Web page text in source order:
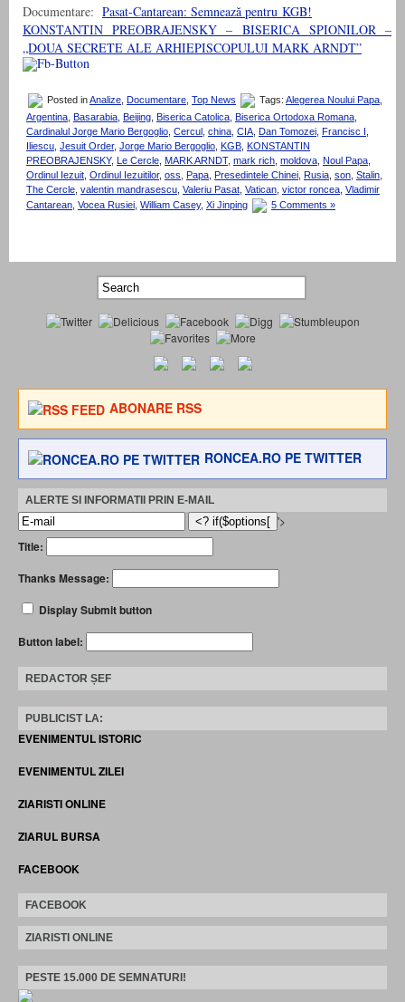
Documentare: Pasat-Cantarean: Semnează pentru KGB!
KONSTANTIN PREOBRAJENSKY – BISERICA SPIONILOR –
„DOUA SECRETE ALE ARHIEPISCOPULUI MARK ARNDT”
Posted inAnalize Documentare Top News Tags: Alegerea Noului Papa
Argentina
Basarabia Beijing Biserica Catolica Biserica Ortodoxa Romana
Cardinalul Jorge Mario Bergoglio Cercul china CIA Dan Tomozei Francisc I
Iliescu Jesuit Order, Jorge Mario Bergoglio KGB
KONSTANTIN
PREOBRAJENSKY, Le Cercle MARK ARNDT, mark rich moldova Noul Papa
Ordinul Iezuit Ordinul Iezuitilor, oss Papa Presedintele Chinei Rusia son Stalin
The Cercle valentin mandrasescu Valeriu Pasat Vatican victor roncea Vladimir
Cantarean Vocea Rusiei William Casey, Xi Jinping 5 Comments »
ABONARE RSS
RONCEA.RO PE TWITTER
ALERTE SI INFORMATII PRIN E-MAIL
'>
Title:
Thanks Message:
Display Submit button
Button label:
REDACTOR ȘEF
PUBLICIST LA:
EVENIMENTUL ISTORIC
EVENIMENTUL ZILEI
ZIARISTI ONLINE
ZIARUL BURSA
FACEBOOK
FACEBOOK
ZIARISTI ONLINE
PESTE 15.000 DE SEMNATURI!